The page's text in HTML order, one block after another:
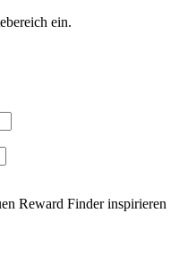
ein.
Reward Finder inspirieren